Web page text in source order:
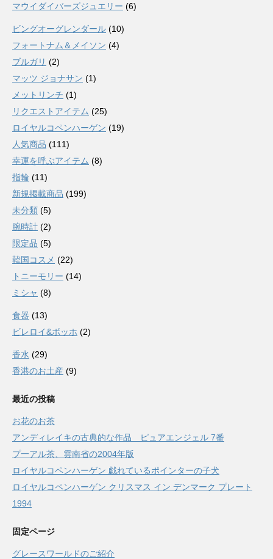
マウイダイバーズジュエリー (6)
ビングオーグレンダール (10)
フォートナム＆メイソン (4)
ブルガリ (2)
マッツ ジョナサン (1)
メットリンチ (1)
リクエストアイテム (25)
ロイヤルコペンハーゲン (19)
人気商品 (111)
幸運を呼ぶアイテム (8)
指輪 (11)
新規掲載商品 (199)
未分類 (5)
腕時計 (2)
限定品 (5)
韓国コスメ (22)
トニーモリー (14)
ミシャ (8)
食器 (13)
ビレロイ&ボッホ (2)
香水 (29)
香港のお土産 (9)
最近の投稿
お花のお茶
アンディレイキの古典的な作品 ピュアエンジェル 7番
プ一アル茶、雲南省の2004年版
ロイヤルコペンハーゲン 戯れているポインターの子犬
ロイヤルコペンハーゲン クリスマス イン デンマーク プレート
1994
固定ページ
グレースワールドのご紹介